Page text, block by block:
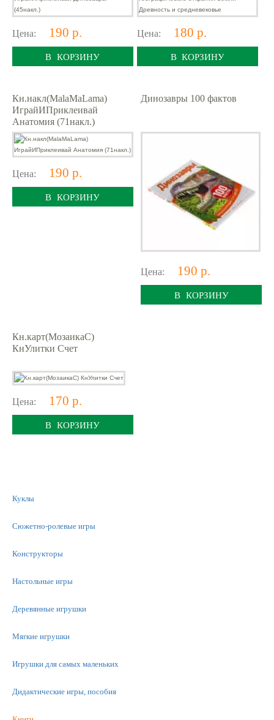
Цена: 190 р.
В КОРЗИНУ
Цена: 180 р.
В КОРЗИНУ
Кн.накл(MalaMaLama)
ИграйИПриклеивай
Анатомия (71накл.)
Цена: 190 р.
В КОРЗИНУ
Динозавры 100 фактов
Цена: 190 р.
В КОРЗИНУ
Кн.карт(МозаикаС)
КнУлитки Счет
Цена: 170 р.
В КОРЗИНУ
Куклы
Сюжетно-ролевые игры
Конструкторы
Настольные игры
Деревянные игрушки
Мягкие игрушки
Игрушки для самых маленьких
Дидактические игры, пособия